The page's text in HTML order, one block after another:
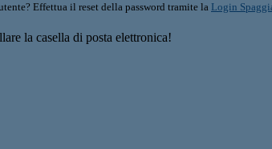
Effettua il reset della password tramite la Login
la casella di posta elettronica!